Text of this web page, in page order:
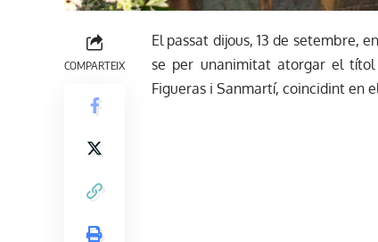
COMPARTEIX
El passat dijous, 13 de setembre,
se per unanimitat atorgar el títol
Figueras i Sanmartí, coincidint en